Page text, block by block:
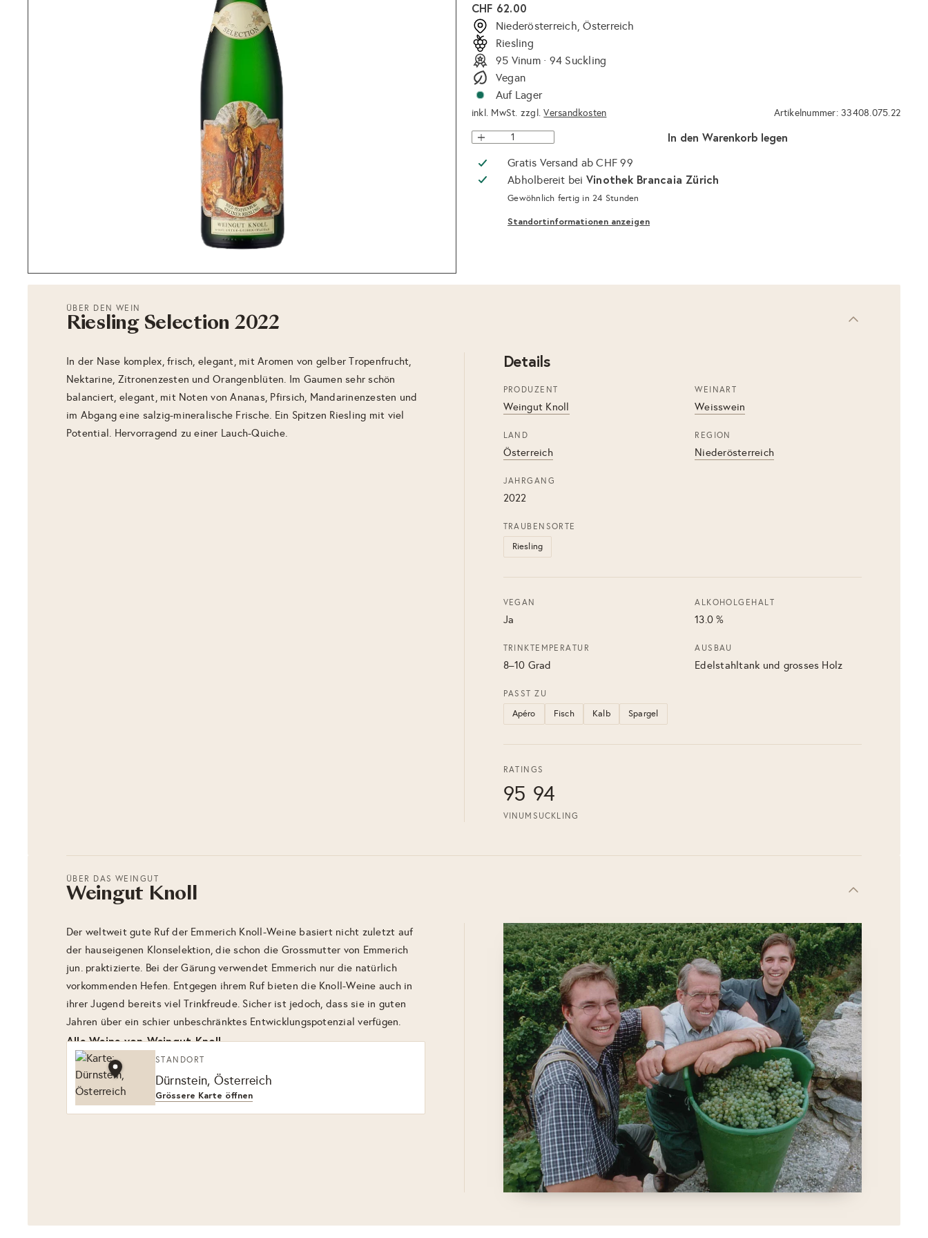
Normaler
Preis
CHF 62.00
Niederösterreich, Österreich
Riesling
95 Vinum · 94 Suckling
Vegan
Auf Lager
inkl. MwSt. zzgl.Versandkosten Artikelnummer: 33408.075.22
In den Warenkorb legen
Gratis Versand ab CHF 99
Abholbereit bei Vinothek Brancaia Zürich
Gewöhnlich fertig in 24 Stunden
Standortinformationen anzeigen
ÜBER DEN WEIN
Riesling Selection 2022
In der Nase komplex, frisch, elegant, mit Aromen von gelber Tropenfrucht,
Nektarine, Zitronenzesten und Orangenblüten. Im Gaumen sehr schön
balanciert, elegant, mit Noten von Ananas, Pfirsich, Mandarinenzesten und
im Abgang eine salzig-mineralische Frische. Ein Spitzen Riesling mit viel
Potential. Hervorragend zu einer Lauch-Quiche.
Details
PRODUZENT
Weingut Knoll
WEINART
Weisswein
LAND
Österreich
REGION
Niederösterreich
JAHRGANG
2022
TRAUBENSORTE
Riesling
VEGAN
Ja
ALKOHOLGEHALT
13.0 %
TRINKTEMPERATUR
8–10 Grad
AUSBAU
Edelstahltank und grosses Holz
PASST ZU
Apéro Fisch Kalb Spargel
RATINGS
95
VINUM
94
SUCKLING
ÜBER DAS WEINGUT
Weingut Knoll
Der weltweit gute Ruf der Emmerich Knoll-Weine basiert nicht zuletzt auf
der hauseigenen Klonselektion, die schon die Grossmutter von Emmerich
jun. praktizierte. Bei der Gärung verwendet Emmerich nur die natürlich
vorkommenden Hefen. Entgegen ihrem Ruf bieten die Knoll-Weine auch in
ihrer Jugend bereits viel Trinkfreude. Sicher ist jedoch, dass sie in guten
Jahren über ein schier unbeschränktes Entwicklungspotenzial verfügen.
Alle Weine von Weingut Knoll
STANDORT
Dürnstein, Österreich
Grössere Karte öffnen